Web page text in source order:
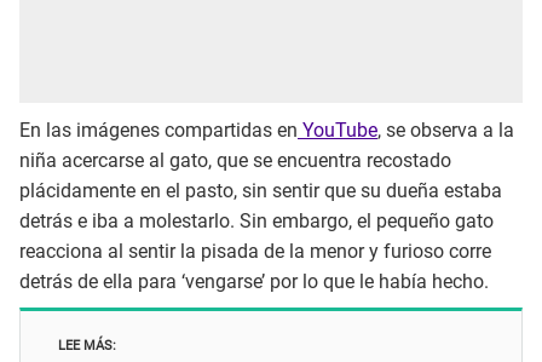
En las imágenes compartidas en YouTube, se observa a la
niña acercarse al gato, que se encuentra recostado
plácidamente en el pasto, sin sentir que su dueña estaba
detrás e iba a molestarlo. Sin embargo, el pequeño gato
reacciona al sentir la pisada de la menor y furioso corre
detrás de ella para ‘vengarse’ por lo que le había hecho.
LEE MÁS: